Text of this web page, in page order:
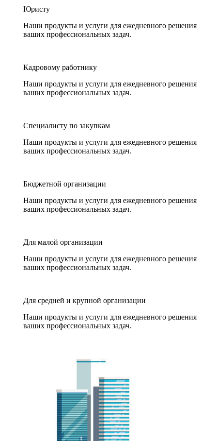
Юристу
Наши продукты и услуги для ежедневного решения
ваших профессиональных задач.
Кадровому работнику
Наши продукты и услуги для ежедневного решения
ваших профессиональных задач.
Специалисту по закупкам
Наши продукты и услуги для ежедневного решения
ваших профессиональных задач.
Бюджетной организации
Наши продукты и услуги для ежедневного решения
ваших профессиональных задач.
Для малой организации
Наши продукты и услуги для ежедневного решения
ваших профессиональных задач.
Для средней и крупной организации
Наши продукты и услуги для ежедневного решения
ваших профессиональных задач.